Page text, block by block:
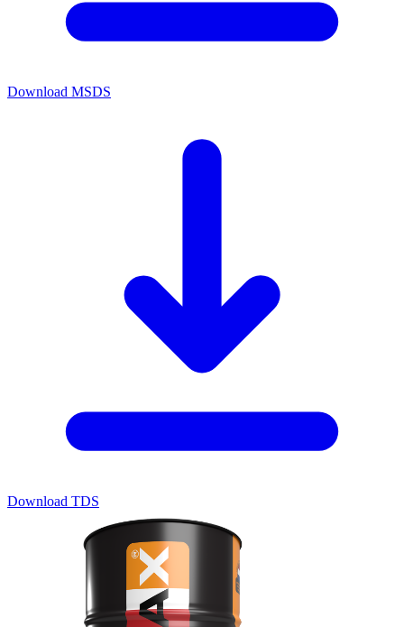
Download MSDS
Download TDS